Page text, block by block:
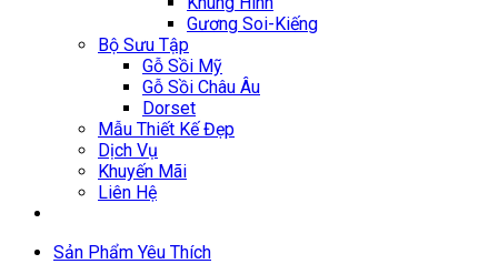
Gương Soi-Kiếng
Bộ Sưu Tập
Gỗ Sồi Mỹ
Gỗ Sồi Châu Âu
Dorset
Mẫu Thiết Kế Đẹp
Dịch Vụ
Khuyến Mãi
Liên Hệ
Sản Phẩm Yêu Thích